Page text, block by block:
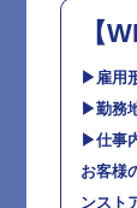
【
▶︎雇用
▶︎勤務
▶︎仕事
お客様
ンスト